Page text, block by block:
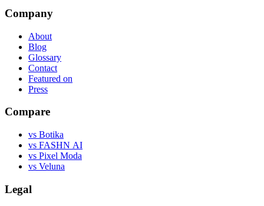
Company
About
Blog
Glossary
Contact
Featured on
Press
Compare
vs Botika
vs FASHN AI
vs Pixel Moda
vs Veluna
Legal